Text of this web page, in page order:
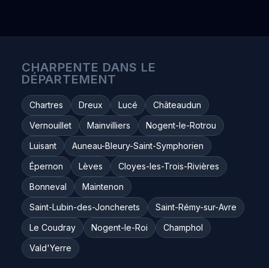
CHARPENTE DANS LE
DÉPARTEMENT
Chartres Dreux Lucé
Châteaudun
Vernouillet
Mainvilliers
Nogent-le-Rotrou
Luisant
Auneau-Bleury-Saint-Symphorien
Épernon
Lèves
Cloyes-les-Trois-Rivières
Bonneval
Maintenon
Saint-Lubin-des-Joncherets
Saint-Rémy-sur-Avre
Le Coudray
Nogent-le-Roi
Champhol
Vald'Yerre